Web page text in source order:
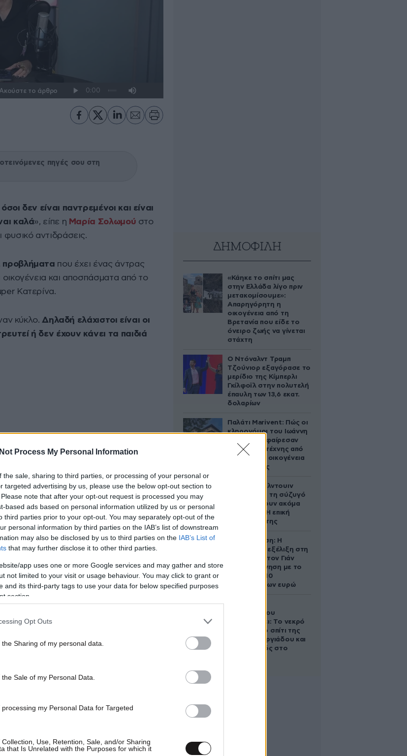
Process My Personal Information
the sale, sharing to third parties, or processing of your personal or
targeted advertising by us, please use the below opt-out section to
note that after your opt-out request is processed you may
based ads based on personal information utilized by us or personal
third parties prior to your opt-out. You may separately opt-out of the
personal information by third parties on the IAB’s list of downstream
may also be disclosed by us to third parties on the IAB’s List of
that may further disclose it to other third parties.
app uses one or more Google services and may gather and store
not limited to your visit or usage behaviour. You may click to grant or
and its third-party tags to use your data for below specified purposes
section.
Opt Outs
Sharing of my personal data.
Sale of my Personal Data.
my Personal Data for Targeted
Use, Retention, Sale, and/or Sharing
that Is Unrelated with the Purposes for which it
Ακούστε το άρθρο
πηγές σου στη
δεν είναι παντρεμένοι και είναι
καλά», είπε η Μαρία Σολωμού στο
αντιδράσεις.
προβλήματα που έχει ένας άντρας
και αποσπάσματα από το
Κατερίνα.
κύκλο.Δηλαδή ελάχιστοι είναι οι
ή δεν έχουν κάνει τα παιδιά
ΔΗΜΟΦΙΛΗ
«Κάηκε το σπίτι μας
στην Ελλάδα λίγο πριν
μετακομίσουμε»:
Απαρηγόρητη η
οικογένεια από τη
Βρετανία που είδε το
όνειρο ζωής να γίνεται
στάχτη
Ο Ντόναλντ Τραμπ
Τζούνιορ εξαγόρασε το
μερίδιο της Κίμπερλι
Γκίλφοϊλ στην πολυτελή
έπαυλη των 13,6 εκατ.
δολαρίων
Παλάτι Marivent: Πώς οι
κληρονόμοι του Ιωάννη
Σαριδάκη αφαίρεσαν
1.300 έργα τέχνης από
τη βασιλική οικογένεια
της Ισπανίας
Ο Άλεκ Μπάλντουιν
ζήτησε από τη σύζυγό
του να κάνουν ακόμα
ένα παιδί – Η επική
αντίδρασή της
Αθηνά Ωνάση: Η
απρόσμενη εξέλιξη στη
διαμάχη με τον Γιάν
Τοπς – Η κίνηση με το
άλογο των 10
εκατομμυρίων ευρώ
Τζώρτζογλου
αποκαλύπτει: Το νεκρό
έμβρυο στο σπίτι της
Μαρίας Γεωργιάδου και
ο εγκλεισμός στο